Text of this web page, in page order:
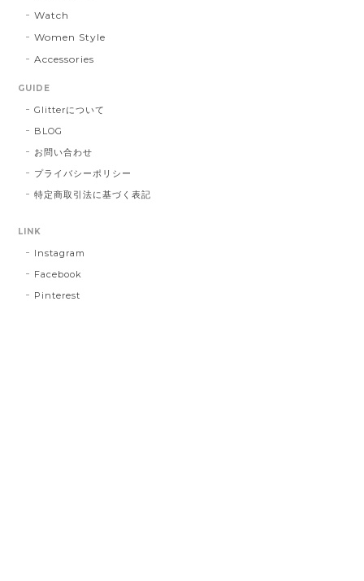
Watch
Women Style
Accessories
GUIDE
Glitterについて
BLOG
お問い合わせ
プライバシーポリシー
特定商取引法に基づく表記
LINK
Instagram
Facebook
Pinterest